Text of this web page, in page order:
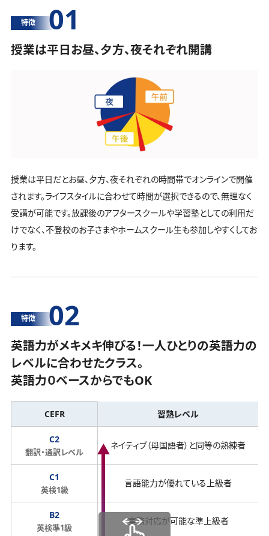
特徴 01
授業は平日お昼、夕方、夜それぞれ開講
授業は平日だとお昼、夕方、夜それぞれの時間帯でオンラインで開催
されます。ライフスタイルに合わせて時間が選択できるので、無理なく
受講が可能です。放課後のアフタースクールや学習塾としての利用だ
けでなく、不登校のお子さまやホームスクール生も参加しやすくしてお
ります。
特徴 02
英語力がメキメキ伸びる！一人ひとりの英語力の
レベルに合わせたクラス。
英語力０ベースからでもOK
CEFR 習熟レベル
C2
翻訳・通訳レベル
ネイティブ（母国語者）と同等の熟練者
C1
英検1級
言語能力が優れている上級者
B2
英検準1級
実務対応が可能な準上級者